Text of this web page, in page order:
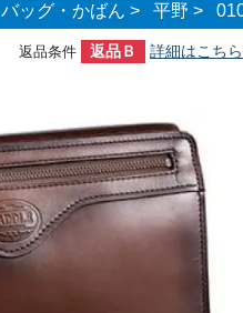
バッグ・かばん > 平野 >
返品条件 返品Ｂ 詳細はこちら